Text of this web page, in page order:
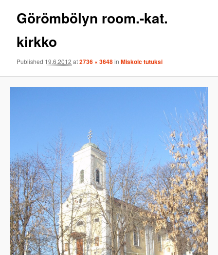
Görömbölyn room.-kat.
kirkko
Published 19.6.2012 at2736 × 3648inMiskolc tutuksi